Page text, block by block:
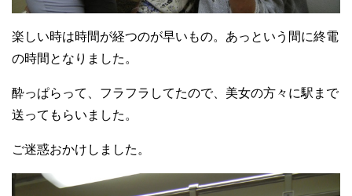
楽しい時は時間が経つのが早いもの。あっという間に終電
の時間となりました。
酔っぱらって、フラフラしてたので、美女の方々に駅まで
送ってもらいました。
ご迷惑おかけしました。